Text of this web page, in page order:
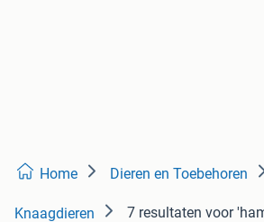
Home Dieren en Toebehoren
Knaagdieren 7 resultaten voor